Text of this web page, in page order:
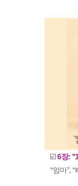
☑️6장:
“엄마”,